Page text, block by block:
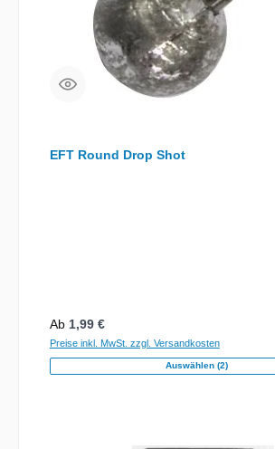
EFT Round Drop Shot
Regulärer Preis:
Ab 1,99 €
Preise inkl. MwSt. zzgl. Versandkosten
Auswählen (2)